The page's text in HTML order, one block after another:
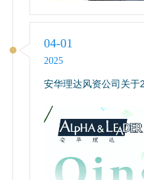
04-01
2025
安华理达风资公司关于